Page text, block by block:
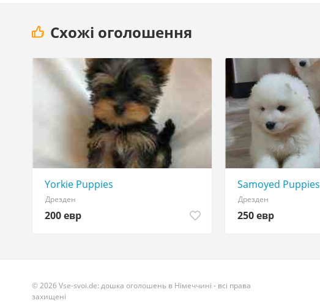
Схожі оголошення
Yorkie Puppies
Дрезден
200 евр
Samoyed Puppies
Дрезден
250 евр
© 2026 Vse-svoi.de: дошка оголошень в Німеччині - всі права
захищені